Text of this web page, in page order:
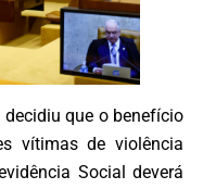
decidiu que o benefício
vítimas de violência
Social deverá